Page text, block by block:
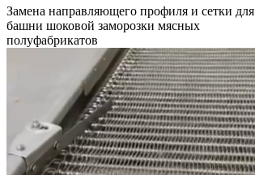
Замена направляющего профиля и сетки для
башни шоковой заморозки мясных
полуфабрикатов